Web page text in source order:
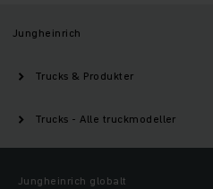
Jungheinrich
Trucks & Produkter
Trucks - Alle truckmodeller
Jungheinrich globalt